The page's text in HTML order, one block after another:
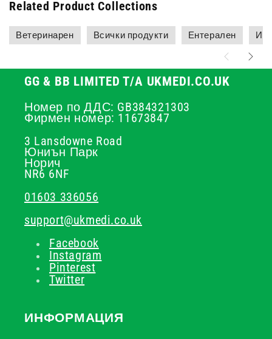
Related Product Collections
Ветеринарен Всички продукти Ентерален
GG & BB LIMITED T/A UKMEDI.CO.UK
Номер по ДДС: GB384321303
Фирмен номер: 11673847
3 Lansdowne Road
Юниън Парк
Норич
NR6 6NF
01603 336056
support@ukmedi.co.uk
Facebook
Instagram
Pinterest
Twitter
ИНФОРМАЦИЯ